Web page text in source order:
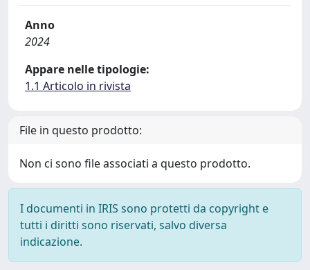
Anno
2024
Appare nelle tipologie:
1.1 Articolo in rivista
File in questo prodotto:
Non ci sono file associati a questo prodotto.
I documenti in IRIS sono protetti da copyright e
tutti i diritti sono riservati, salvo diversa
indicazione.